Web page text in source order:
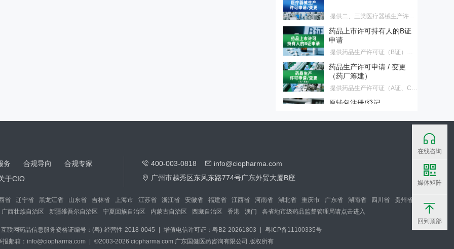
证首次申请、换证、变更，一类
医疗器械生产备案、变更服务
申请
提供药品生产许可证（B证）首
次申请、换证、变更服务，适合
不建药厂持证客户
（药厂筹建）
提供药品生产许可证（A证、C
证、D证）首次申请、换证、变
更服务，适合需药厂筹建客户
登记，原料药注册、原料药再注
了单位行贿、对非公行贿等罪名
标准，正式终结民企与国企量
刑“双轨制”。为帮助企业精准理
【深检·CIO联合】医药验证
服务
务 合规导向
合规专家
于CIO
400-003-0818
info@ciopharma.com
广州市越秀区东风东路774号广东外贸大厦B座
省 辽宁省 黑龙江省 山东省 吉林省 上海市 江苏省 浙江省 安徽省 福建省 江西省 河南省 湖北省 重庆市 广东省 湖南省 四川省
贵州省
广西壮族自治区
新疆维吾尔自治区 宁夏回族自治区 内蒙古自治区 西藏自治区 香港 澳门 各省地市级药品监督管理局请点击进入
互联网药品信息服务资格证编号：(粤)-经营性-2018-0045 | 增值电信许可证：粤B2-20261803 | 粤ICP备11100335号
报邮箱：info@ciopharma.com
| ©2003-2026 ciopharma.com 广东国健医药咨询有限公司 版权所有
在线咨询
媒体矩阵
回到顶部